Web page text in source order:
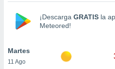
aceptar
de
¡Descarga GRATIS la
Meteored!
Martes
11 Ago